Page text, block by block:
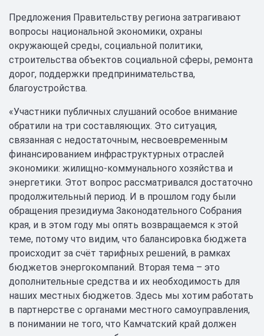
Предложения Правительству региона затрагивают
вопросы национальной экономики, охраны
окружающей среды, социальной политики,
строительства объектов социальной сферы, ремонта
дорог, поддержки предпринимательства,
благоустройства.
«Участники публичных слушаний особое внимание
обратили на три составляющих. Это ситуация,
связанная с недостаточным, несвоевременным
финансированием инфраструктурных отраслей
экономики: жилищно-коммунального хозяйства и
энергетики. Этот вопрос рассматривался достаточно
продолжительный период. И в прошлом году были
обращения президиума Законодательного Собрания
края, и в этом году мы опять возвращаемся к этой
теме, потому что видим, что балансировка бюджета
происходит за счёт тарифных решений, в рамках
бюджетов энергокомпаний. Вторая тема – это
дополнительные средства и их необходимость для
наших местных бюджетов. Здесь мы хотим работать
в партнерстве с органами местного самоуправления,
в понимании не того, что Камчатский край должен